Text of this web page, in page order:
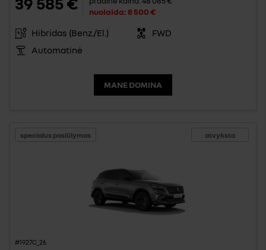
nuolaida:8 500 €
Hibridas (Benz./El.)
FWD
Automatinė
MANE DOMINA
atvyksta
specialus pasiūlymas
#1927C_26